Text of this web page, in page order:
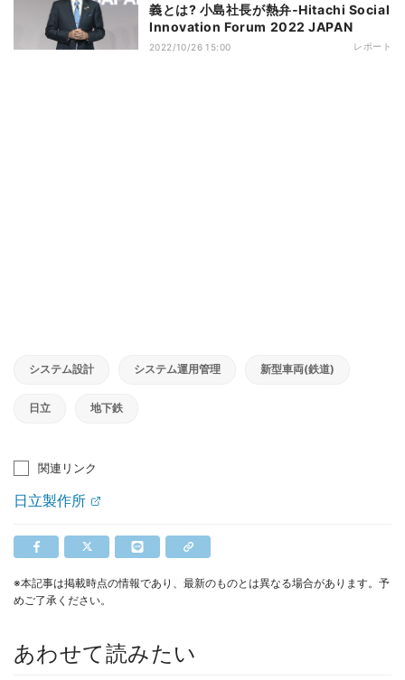
義とは? 小島社長が熱弁‐Hitachi Social
Innovation Forum 2022 JAPAN
2022/10/26 15:00 レポート
システム設計 システム運用管理 新型車両(鉄道)
日立 地下鉄
関連リンク
日立製作所
※本記事は掲載時点の情報であり、最新のものとは異なる場合があります。予
めご了承ください。
あわせて読みたい